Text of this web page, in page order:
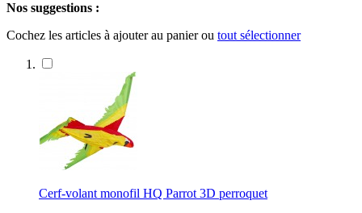
Nos suggestions :
Cochez les articles à ajouter au panier ou tout sélectionner
Cerf-volant monofil HQ Parrot 3D perroquet